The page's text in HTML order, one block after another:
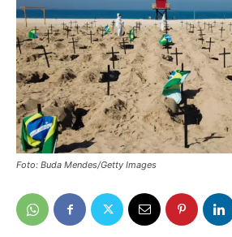
Foto: Buda Mendes/Getty Images